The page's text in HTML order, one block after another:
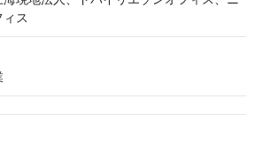
ス